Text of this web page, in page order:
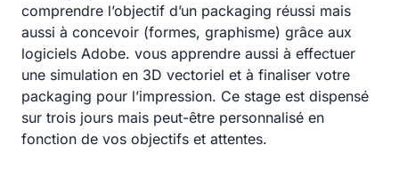
comprendre l’objectif d’un packaging réussi mais
aussi à concevoir (formes, graphisme) grâce aux
logiciels Adobe. vous apprendre aussi à effectuer
une simulation en 3D vectoriel et à finaliser votre
packaging pour l’impression. Ce stage est dispensé
sur trois jours mais peut-être personnalisé en
fonction de vos objectifs et attentes.